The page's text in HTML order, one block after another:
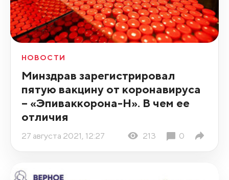
НОВОСТИ
Минздрав зарегистрировал
пятую вакцину от коронавируса
– «Эпиваккорона-Н». В чем ее
отличия
27 августа 2021, 12:27 213 0